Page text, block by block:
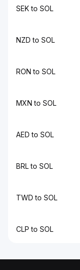
SEK to SOL
NZD to SOL
RON to SOL
MXN to SOL
AED to SOL
BRL to SOL
TWD to SOL
CLP to SOL